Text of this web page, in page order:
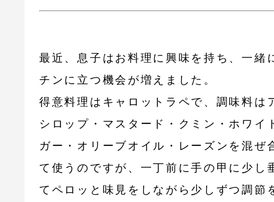
最近、息子はお料理に興味を持ち、一緒
チンに立つ機会が増えました。
得意料理はキャロットラペで、調味料は
シロップ・マスタード・クミン・ホワイ
ガー・オリーブオイル・レーズンを混ぜ
て使うのですが、一丁前に手の甲に少し
てペロッと味見をしながら少しずつ調節